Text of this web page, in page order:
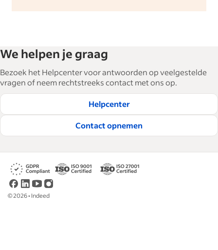
We helpen je graag
Bezoek het Helpcenter voor antwoorden op veelgestelde
vragen of neem rechtstreeks contact met ons op.
Helpcenter
Contact opnemen
©2026• Indeed